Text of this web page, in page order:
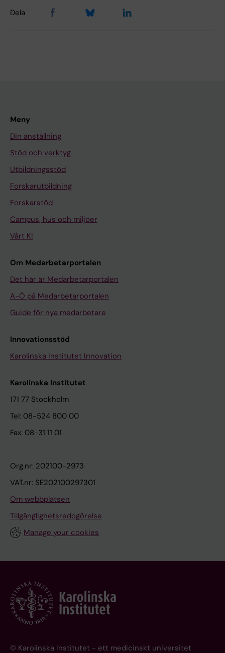
Dela
Meny
Din anställning
Stöd och verktyg
Utbildningsstöd
Forskarutbildning
Forskarstöd
Campus, hus och miljöer
Vårt KI
Om Medarbetarportalen
Det här är Medarbetarportalen
A-Ö på Medarbetarportalen
Guide för nya medarbetare
Innovationsstöd
Karolinska Institutet Innovation
Karolinska Institutet
171 77 Stockholm
Tel: 08-524 800 00
Fax: 08-31 11 01
Org.nr: 202100-2973
VAT.nr: SE202100297301
Om webbplatsen
Tillgänglighetsredogörelse
Manage your cookies
© Karolinska Institutet - ett medicinskt universitet